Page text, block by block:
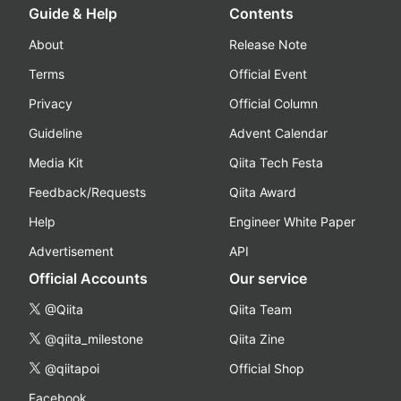
Guide & Help
About
Terms
Privacy
Guideline
Media Kit
Feedback/Requests
Help
Advertisement
Contents
Release Note
Official Event
Official Column
Advent Calendar
Qiita Tech Festa
Qiita Award
Engineer White Paper
API
Official Accounts
@Qiita
@qiita_milestone
@qiitapoi
Facebook
Our service
Qiita Team
Qiita Zine
Official Shop